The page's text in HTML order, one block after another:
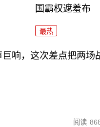
国霸权遮羞布
最热
响，这次差点把两场
阅读